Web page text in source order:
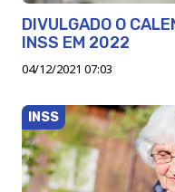
DIVULGADO O
INSS EM 2022
04/12/2021 07:03
INSS